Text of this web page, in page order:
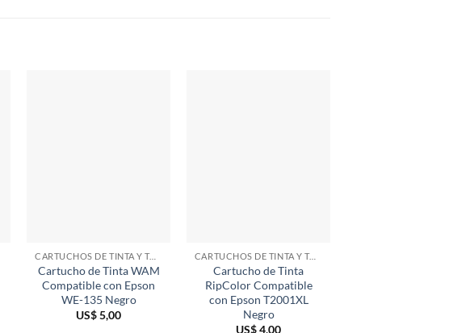
CARTUCHOS DE TINTA Y TÓNER
Cartucho de Tinta WAM
Compatible con Epson
WE-135 Negro
US$5,00
CARTUCHOS DE TINTA Y TÓNER
Cartucho de Tinta
RipColor Compatible
con Epson T2001XL
Negro
US$4,00